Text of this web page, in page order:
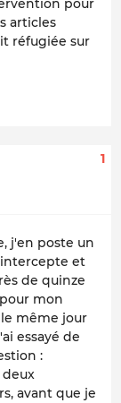
pour
articles
réfugiée sur
1
j'en poste un
et
de quinze
mon
même jour
essayé de
:
deux
avant que je